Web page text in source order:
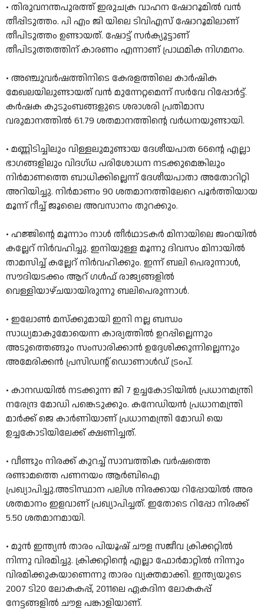
• തിരുവനന്തപുരത്ത് ഇരുചക്ര വാഹന ഷോറൂമിൽ വൻ
തീപ്പിടുത്തം. പി എം ജി യിലെ ടിവിഎസ് ഷോറൂമിലാണ്
തീപിടുത്തം ഉണ്ടായത്. ഷോട്ട് സർക്യൂട്ടാണ്
തീപിടുത്തത്തിന് കാരണം എന്നാണ് പ്രാഥമിക നിഗമനം.
• അ‍ഞ്ചുവർഷത്തിനിടെ കേരളത്തിലെ കാർഷിക
മേഖലയിലുണ്ടായത് വൻ മുന്നേറ്റമെന്ന് സർവേ റിപ്പോർട്ട്.
കർഷക കുടുംബങ്ങളുടെ ശരാശരി പ്രതിമാസ
വരുമാനത്തിൽ 61.79 ശതമാനത്തിന്റെ വർധനയുണ്ടായി.
• മണ്ണിടിച്ചിലും വിള്ളലുമുണ്ടായ ദേശീയപാത 66ന്റെ എല്ലാ
ഭാഗങ്ങളിലും വിദഗ്‌ധ പരിശോധന നടക്കുമെങ്കിലും
നിർമാണത്തെ ബാധിക്കില്ലെന്ന്‌ ദേശീയപാതാ അതോറിറ്റി
അറിയിച്ചു. നിർമാണം 90 ശതമാനത്തിലേറെ പൂർത്തിയായ
മൂന്ന് റീച്ച്‌ ജൂലൈ അവസാനം തുറക്കും.
• ഹജ്ജിന്റെ മൂന്നാം നാൾ തീർഥാടകർ മിനായിലെ ജംറയിൽ
കല്ലേറ് നിർവഹിച്ചു. ഇനിയുള്ള മൂന്നു ദിവസം മിനായിൽ
താമസിച്ച് കല്ലേറ് നിർവഹിക്കും. ഇന്ന്‌ ബലി പെരുന്നാൾ,
സൗദിയടക്കം ആറ് ഗൾഫ് രാജ്യങ്ങളിൽ
വെള്ളിയാഴ്ചയായിരുന്നു ബലിപെരുന്നാൾ.
• ഇലോൺ മസ്ക്കുമായി ഇനി നല്ല ബന്ധം
സാധ്യമാകുമോയെന്ന കാര്യത്തിൽ ഉറപ്പില്ലെന്നും
അടുത്തെങ്ങും സംസാരിക്കാൻ ഉദ്ദേശിക്കുന്നില്ലെന്നും
അമേരിക്കൻ പ്രസിഡന്റ് ഡൊണാൾഡ് ട്രംപ്.
• കാനഡയിൽ നടക്കുന്ന ജി 7 ഉച്ചകോടിയിൽ പ്രധാനമന്ത്രി
നരേന്ദ്ര മോഡി പങ്കെടുക്കും. കനേഡിയൻ പ്രധാനമന്ത്രി
മാര്‍ക്ക് ജെ കാര്‍ണിയാണ് പ്രധാനമന്ത്രി മോഡി യെ
ഉച്ചകോടിയിലേക്ക് ക്ഷണിച്ചത്.
• വീണ്ടും നിരക്ക് കുറച്ച് സാമ്പത്തിക വര്‍ഷത്തെ
രണ്ടാമത്തെ പണനയം ആര്‍ബിഐ
പ്രഖ്യാപിച്ചു.അടിസ്ഥാന പലിശ നിരക്കായ റിപ്പോയില്‍ അര
ശതമാനം ഇളവാണ് പ്രഖ്യാപിച്ചത്. ഇതോടെ റിപ്പോ നിരക്ക്
5.50 ശതമാനമായി.
• മുന്‍ ഇന്ത്യന്‍ താരം പിയൂഷ് ചൗള സജീവ ക്രിക്കറ്റില്‍
നിന്നു വിരമിച്ചു. ക്രിക്കറ്റിന്റെ എല്ലാ ഫോര്‍മാറ്റില്‍ നിന്നും
വിരമിക്കുകയാണെന്നു താരം വ്യക്തമാക്കി. ഇന്ത്യയുടെ
2007 ടി20 ലോകകപ്പ്, 2011ലെ ഏകദിന ലോകകപ്പ്
നേട്ടങ്ങളില്‍ ചൗള പങ്കാളിയാണ്.